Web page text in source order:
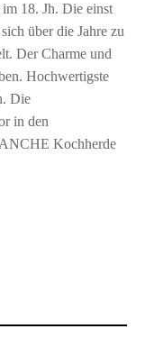
18. Jh. Die einst
über die Jahre zu
Der Charme und
Hochwertigste
Die
in den
Kochherde